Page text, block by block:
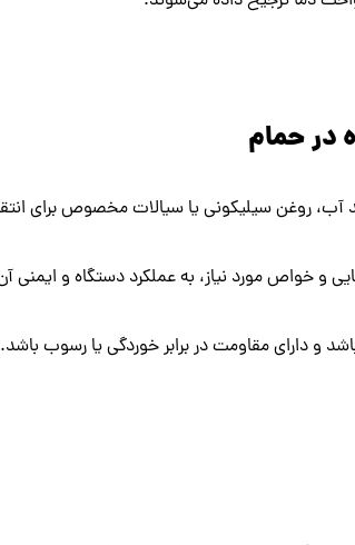
در حمام
آب، روغن سیلیکونی یا سیالات مخصوص برای
و خواص مورد نیاز، به عملکرد دستگاه و ایمنی
و دارای مقاومت در برابر خوردگی یا رسوب باشد.